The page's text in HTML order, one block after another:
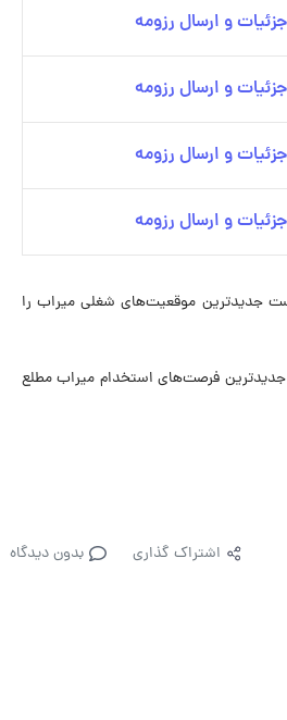
و ارسال رزومه
و ارسال رزومه
و ارسال رزومه
و ارسال رزومه
جدیدترین موقعیت‌های شغلی میراب را
از جدیدترین فرصت‌های استخدام میراب مطلع
اشتراک گذاری بدون دیدگاه